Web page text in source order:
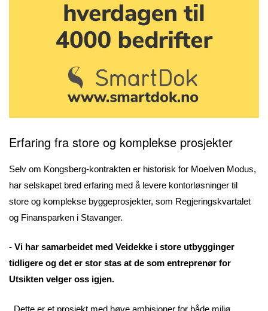
Erfaring fra store og komplekse prosjekter
Selv om Kongsberg-kontrakten er historisk for Moelven Modus,
har selskapet bred erfaring med å levere kontorløsninger til
store og komplekse byggeprosjekter, som Regjeringskvartalet
og Finansparken i Stavanger.
- Vi har samarbeidet med Veidekke i store utbygginger
tidligere og det er stor stas at de som entreprenør for
Utsikten velger oss igjen.
. Dette er et prosjekt med høye ambisjoner for både miljø,